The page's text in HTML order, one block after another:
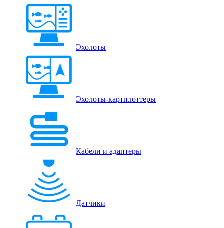
Эхолоты
Эхолоты-картплоттеры
Кабели и адаптеры
Датчики